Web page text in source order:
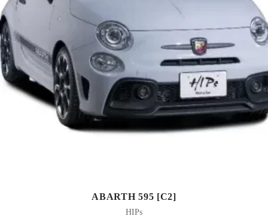
ABARTH 595 [C2]
HIPs